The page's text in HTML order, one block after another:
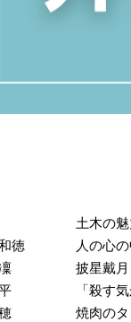
土木の
徳
人の心
披星戴月
「殺す
焼肉の